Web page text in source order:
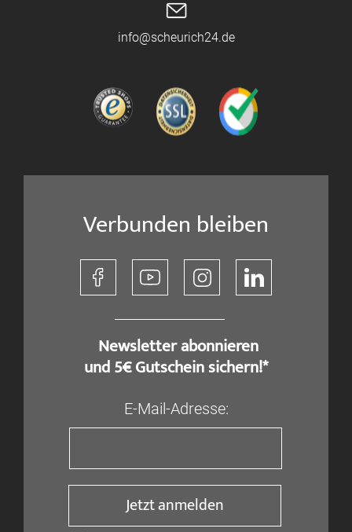
info@scheurich24.de
Verbunden bleiben
​ Newsletter abonnieren
und 5€ Gutschein sichern!*
E-Mail-Adresse:
Jetzt anmelden